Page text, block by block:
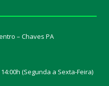
– Chaves PA
(Segunda a Sexta-Feira)